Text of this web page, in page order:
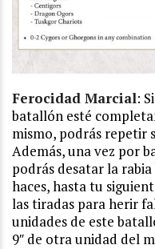
Ferocidad Marcial:
batallón esté
mismo, podrás repetir
Además, una vez por
podrás desatar la
haces, hasta tu
las tiradas para herir
unidades de este
9″ de otra unidad del